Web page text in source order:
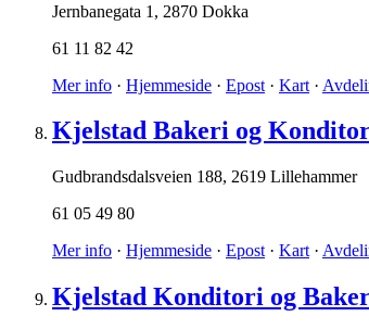
Jernbanegata 1 , 2870 Dokka
61 11 82 42
Mer info · Hjemmeside · Epost · Kart ·
Kjelstad Bakeri og
Gudbrandsdalsveien 188, 2619 Lillehammer
61 05 49 80
Mer info · Hjemmeside · Epost · Kart ·
Kjelstad Konditori og